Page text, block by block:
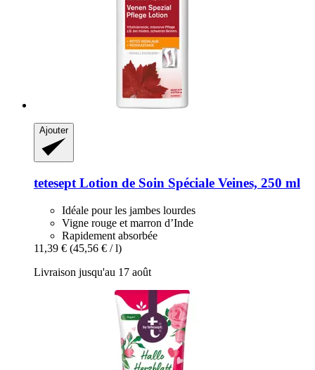
Ajouter
tetesept Lotion de Soin Spéciale Veines, 250 ml
Idéale pour les jambes lourdes
Vigne rouge et marron d’Inde
Rapidement absorbée
11,39 € (45,56 € / l)
Livraison jusqu'au 17 août